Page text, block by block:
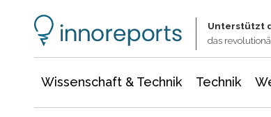
Unterstützt
das
Wissenschaft & Technik Technik